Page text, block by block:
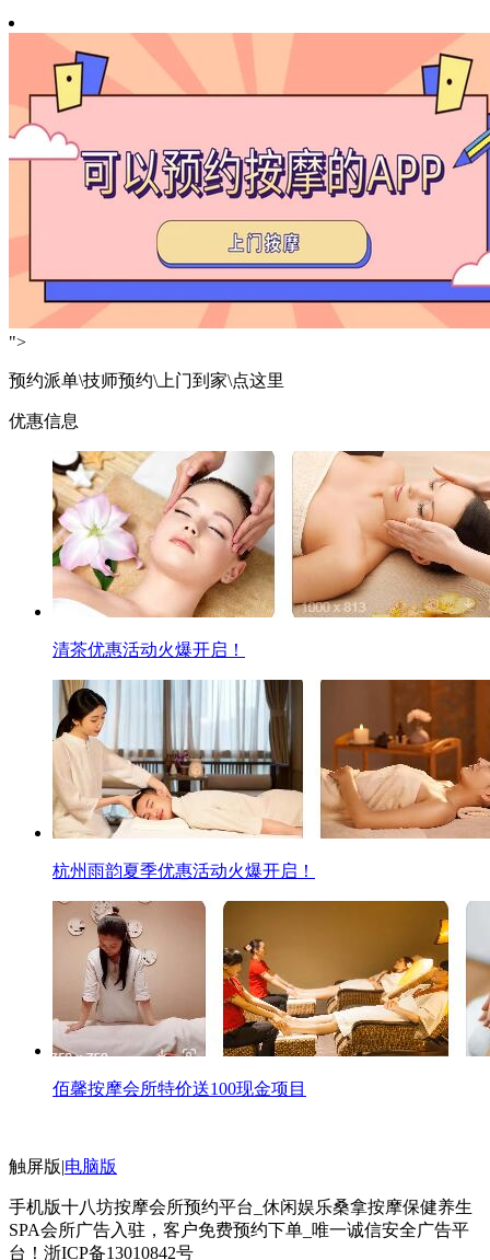
">
预约派单\技师预约\上门到家\点这里
优惠信息
清茶优惠活动火爆开启！
杭州雨韵夏季优惠活动火爆开启！
佰馨按摩会所特价送100现金项目
触屏版|电脑版
手机版十八坊按摩会所预约平台_休闲娱乐桑拿按摩保健养生
SPA会所广告入驻，客户免费预约下单_唯一诚信安全广告平
台！ 浙ICP备13010842号